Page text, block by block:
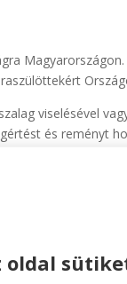
viselésével
és reményt
oldal